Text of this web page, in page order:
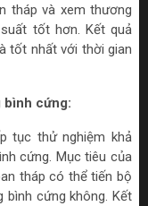
tháp và xem thương
tốt hơn. Kết quả
tốt nhất với thời gian
bình cứng:
tục thử nghiệm khả
cứng. Mục tiêu của
tháp có thể tiến bộ
bình cứng không. Kết